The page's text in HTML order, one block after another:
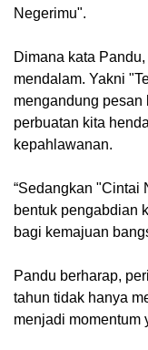
Negerimu".
Dimana kata
mendalam. Yakni
mengandung pesan
perbuatan kita
kepahlawanan.
“Sedangkan "Cintai
bentuk pengabdian
bagi kemajuan
Pandu berharap,
tahun tidak hanya
menjadi momentum